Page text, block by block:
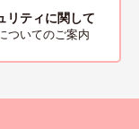
リティに関して
ついてのご案内